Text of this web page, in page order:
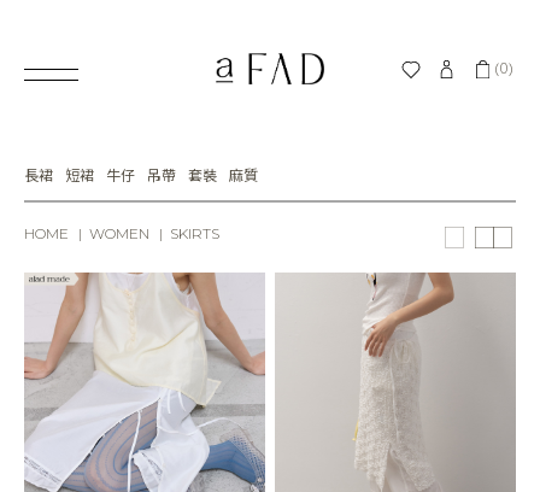
(0)
HOME WOMEN SKIRTS
長裙 短裙 牛仔 吊帶 套裝 麻質